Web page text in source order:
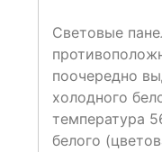
Световые
поочередно
холодного
температура
белого